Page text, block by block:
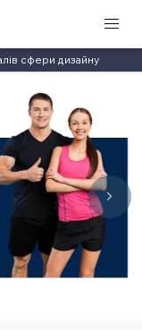
сфери дизайну